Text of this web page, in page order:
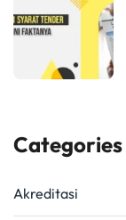
Categories
Akreditasi